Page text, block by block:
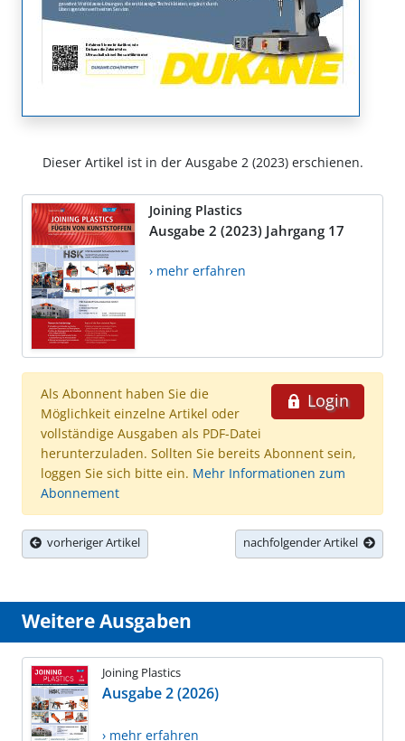
Dieser Artikel ist in der Ausgabe 2 (2023) erschienen.
Joining Plastics
Ausgabe 2 (2023) Jahrgang 17
› mehr erfahren
Login
Als Abonnent haben Sie die
Möglichkeit einzelne Artikel oder
vollständige Ausgaben als PDF-Datei
herunterzuladen. Sollten Sie bereits Abonnent sein,
loggen Sie sich bitte ein. Mehr Informationen zum
Abonnement
vorheriger Artikel nachfolgender Artikel
Weitere Ausgaben
Joining Plastics
Ausgabe 2 (2026)
› mehr erfahren